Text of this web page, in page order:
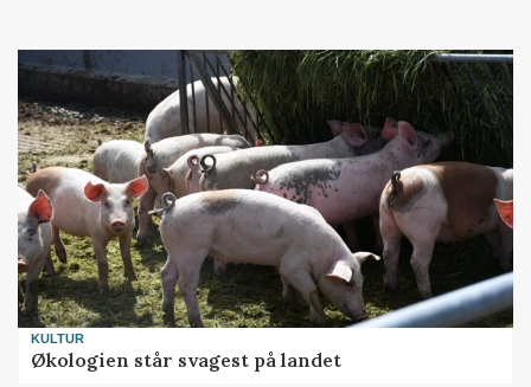
KULTUR
Økologien står svagest på landet